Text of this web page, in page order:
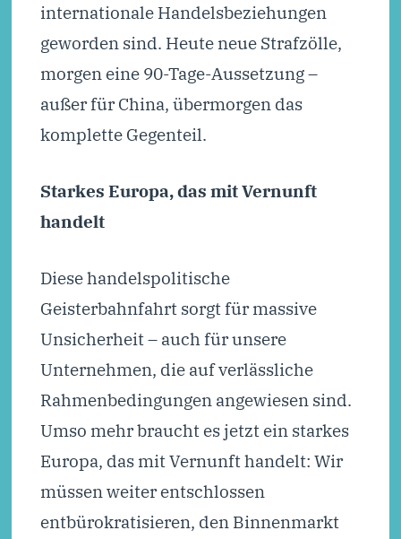
internationale Handelsbeziehungen
geworden sind. Heute neue Strafzölle,
morgen eine 90-Tage-Aussetzung –
außer für China, übermorgen das
komplette Gegenteil.
Starkes Europa, das mit Vernunft
handelt
Diese handelspolitische
Geisterbahnfahrt sorgt für massive
Unsicherheit – auch für unsere
Unternehmen, die auf verlässliche
Rahmenbedingungen angewiesen sind.
Umso mehr braucht es jetzt ein starkes
Europa, das mit Vernunft handelt: Wir
müssen weiter entschlossen
entbürokratisieren, den Binnenmarkt